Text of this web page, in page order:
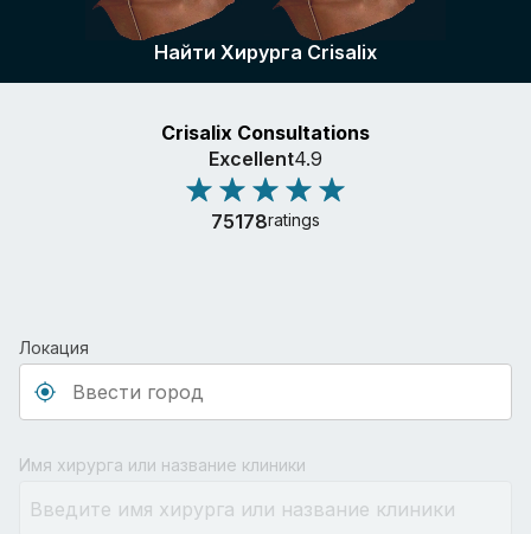
Бизнес Платформа
Планы
Отзывы пациентов
Найти Хирурга Crisalix
Crisalix Consultations
Excellent4.9
75178ratings
Локация
Имя хирурга или название клиники